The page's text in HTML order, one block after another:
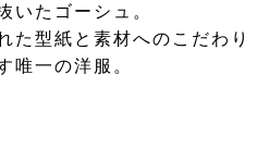
いたゴーシュ。
た型紙と素材へのこだわり
唯一の洋服。